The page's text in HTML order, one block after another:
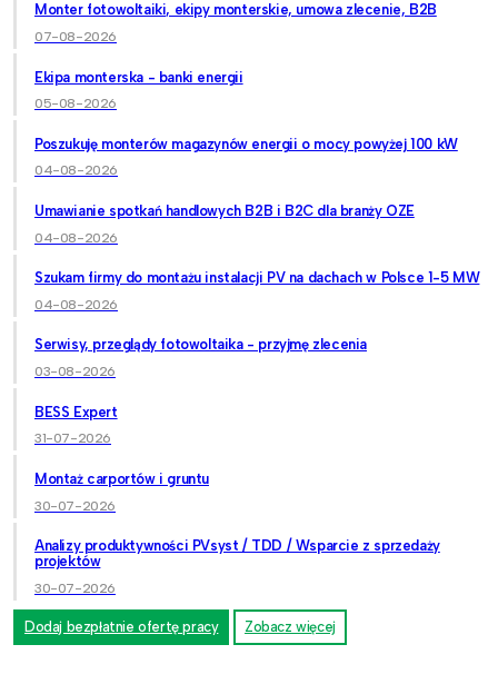
Monter fotowoltaiki, ekipy monterskie, umowa zlecenie, B2B
07-08-2026
Ekipa monterska - banki energii
05-08-2026
Poszukuję monterów magazynów energii o mocy powyżej 100 kW
04-08-2026
Umawianie spotkań handlowych B2B i B2C dla branży OZE
04-08-2026
Szukam firmy do montażu instalacji PV na dachach w Polsce 1-5 MW
04-08-2026
Serwisy, przeglądy fotowoltaika - przyjmę zlecenia
03-08-2026
BESS Expert
31-07-2026
Montaż carportów i gruntu
30-07-2026
Analizy produktywności PVsyst / TDD / Wsparcie z sprzedaży
projektów
30-07-2026
Dodaj bezpłatnie ofertę pracy Zobacz więcej